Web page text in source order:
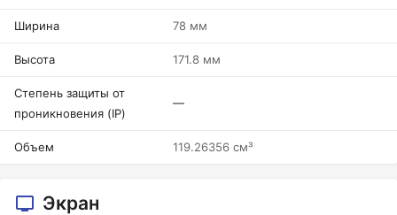
Ширина 78 мм
Высота 171.8 мм
Степень защиты от
проникновения (IP)
—
Объем 119.26356 см³
Экран